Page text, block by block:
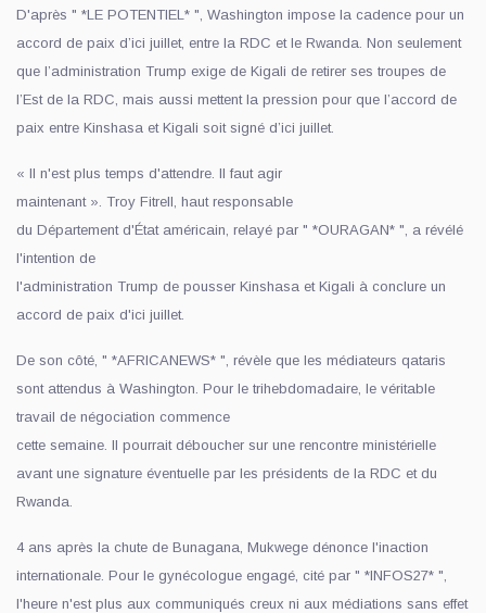
D'après " *LE POTENTIEL* ", Washington impose la cadence pour un
accord de paix d’ici juillet, entre la RDC et le Rwanda. Non seulement
que l’administration Trump exige de Kigali de retirer ses troupes de
l’Est de la RDC, mais aussi mettent la pression pour que l’accord de
paix entre Kinshasa et Kigali soit signé d’ici juillet.
« Il n'est plus temps d'attendre. Il faut agir
maintenant ». Troy Fitrell, haut responsable
du Département d'État américain, relayé par " *OURAGAN* ", a révélé
l'intention de
l'administration Trump de pousser Kinshasa et Kigali à conclure un
accord de paix d'ici juillet.
De son côté, " *AFRICANEWS* ", révèle que les médiateurs qataris
sont attendus à Washington. Pour le trihebdomadaire, le véritable
travail de négociation commence
cette semaine. Il pourrait déboucher sur une rencontre ministérielle
avant une signature éventuelle par les présidents de la RDC et du
Rwanda.
4 ans après la chute de Bunagana, Mukwege dénonce l'inaction
internationale. Pour le gynécologue engagé, cité par " *INFOS27* ",
l'heure n'est plus aux communiqués creux ni aux médiations sans effet